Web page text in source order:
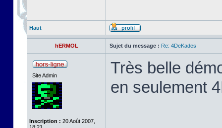
Haut
hERMOL Sujet du message : Re: 4DeKades
Site Admin
Inscription : 20 Août 2007,
Très belle
en seulement